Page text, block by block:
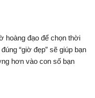
hoàng đạo để chọn thời
“giờ đẹp” sẽ giúp bạn
hơn vào con số bạn